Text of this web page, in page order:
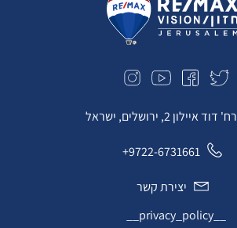
רח' דוד איילון 2, ירושלים, ישראל
9722-6731661+
יצירת קשר
__privacy_policy__